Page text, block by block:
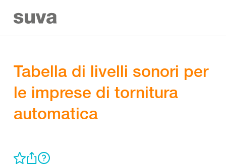
Tabella di livelli sonori per
le imprese di tornitura
automatica